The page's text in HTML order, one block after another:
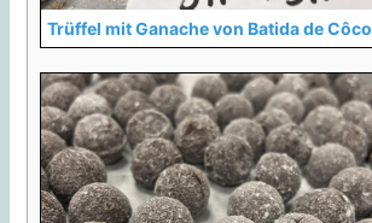
Trüffel mit Ganache von Batida de Côco